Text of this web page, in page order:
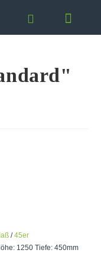
/45er
1250 Tiefe: 450mm